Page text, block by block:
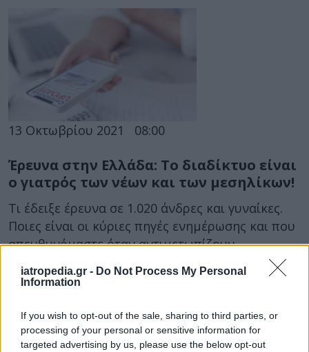
iatropedia.gr - Do Not Process My Personal
Information
If you wish to opt-out of the sale, sharing to third parties, or
processing of your personal or sensitive information for
targeted advertising by us, please use the below opt-out
13 Οκτωβρίου 2021 08:00
Έρευνα στην Ελλάδα: Το διαδίκτυο είναι
ο γιατρός των νέων και των μεσηλίκων!
Τι έδειξε έρευνα σε 1.020 άνδρες και γυναίκες.
Ποιες είναι οι κύριες πηγές ενημέρωσης και που
απευθυνόμαστε όταν αντιμετωπίζουν...